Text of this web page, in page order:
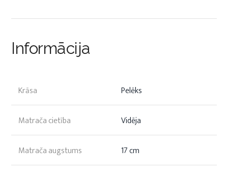
Informācija
Krāsa Pelēks
Matrača cietība Vidēja
Matrača augstums 17 cm